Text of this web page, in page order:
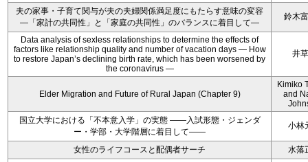
夫の家事・子育て関与が夫の夫婦関係満足度にもたらす意味の変容
―「家計の共同性」と「家庭の共同性」のバランスに着目して―
鈴木
Data analysis of sexless relationships to determine the effects of
factors like relationship quality and number of vacation days ― How
to restore Japan’s declining birth rate, which has been worsened by
the coronavirus ―
井
Elder Migration and Future of Rural Japan (Chapter 9)
Kimiko
and
国立大学における「不本意入学」の実態 ――入試形態・ジェンダ
ー・学部・大学階層に着目して――
小林
女性のライフコースと配偶者サーチ
水落